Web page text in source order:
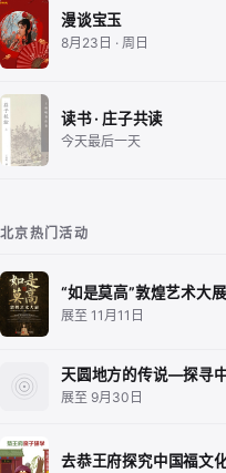
漫谈宝玉
8月23日 · 周日
读书 · 庄子共读
今天最后一天
北京热门活动
“如是莫高”敦煌艺术大展
展至 11月11日
天圆地方的传说—探寻
展至 9月30日
去恭王府探究中国福文